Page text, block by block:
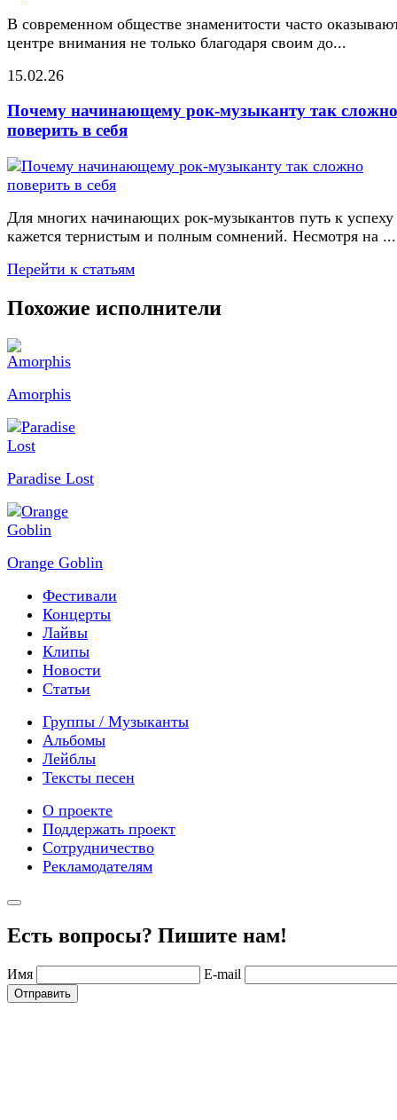
В современном обществе знаменитости часто
центре внимания не только благодаря своим до...
15.02.26
Почему начинающему рок-музыканту так сложно
поверить в себя
Для многих начинающих рок-музыкантов путь к успеху
кажется тернистым и полным сомнений. Несмотря на ...
Перейти к статьям
Похожие исполнители
Amorphis
Paradise Lost
Orange Goblin
Фестивали
Концерты
Лайвы
Клипы
Новости
Статьи
Группы / Музыканты
Альбомы
Лейблы
Тексты песен
О проекте
Поддержать проект
Сотрудничество
Рекламодателям
Есть вопросы? Пишите нам!
Имя E-mail